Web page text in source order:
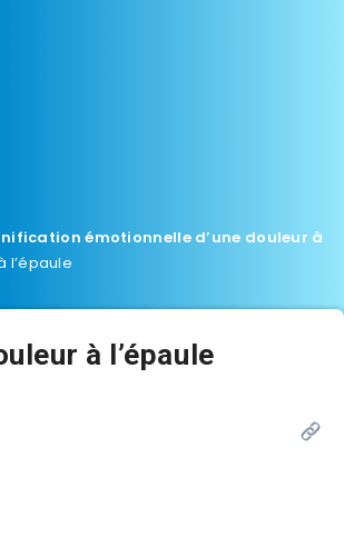
émotionnelle d’une douleur à
l’épaule
à l’épaule